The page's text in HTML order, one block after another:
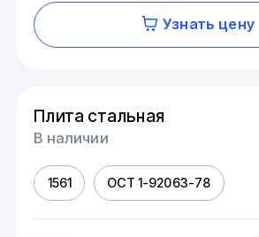
Узнать цену
Плита стальная
В наличии
1561 ОСТ 1-92063-78